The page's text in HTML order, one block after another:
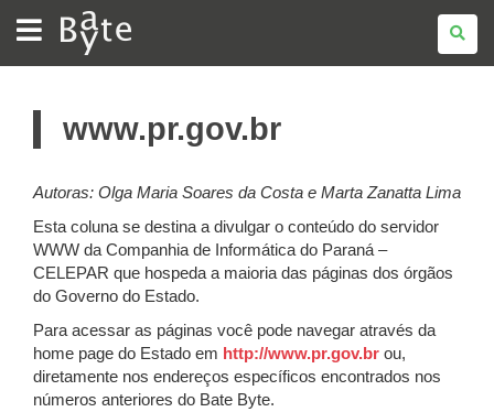
BATE
BYTE
www.pr.gov.br
Autoras: Olga Maria Soares da Costa e Marta Zanatta Lima
Esta coluna se destina a divulgar o conteúdo do servidor
WWW da Companhia de Informática do Paraná –
CELEPAR que hospeda a maioria das páginas dos órgãos
do Governo do Estado.
Para acessar as páginas você pode navegar através da
home page do Estado em http://www.pr.gov.br ou,
diretamente nos endereços específicos encontrados nos
números anteriores do Bate Byte.